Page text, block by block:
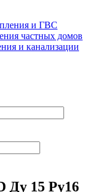
и ГВС
частных домов
и канализации
Ду 15 Ру16